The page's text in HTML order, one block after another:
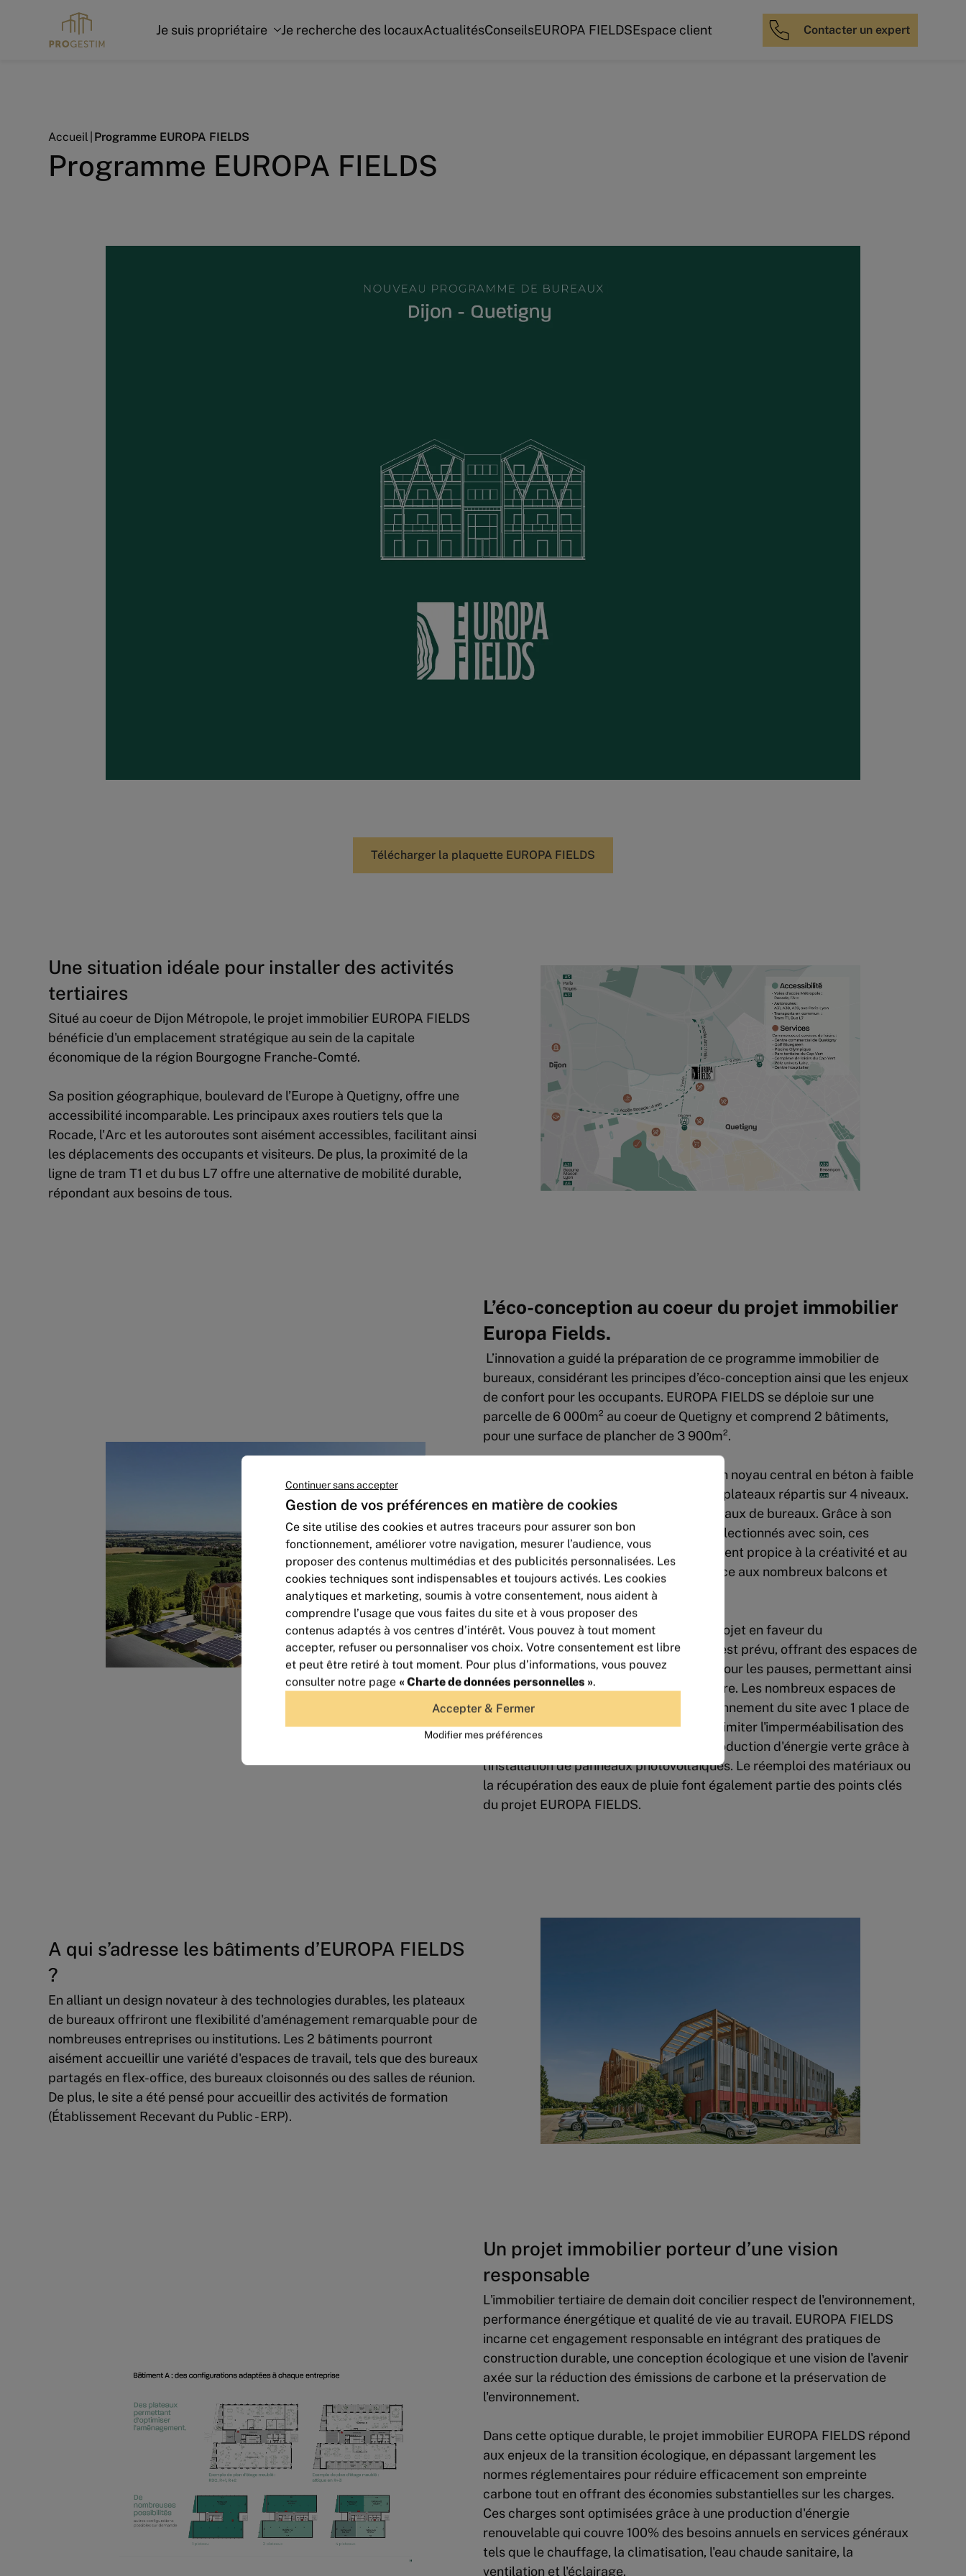
Je suis propriétaire Je recherche des locauxActualitésConseilsEUROPA FIELDSEspace client Contacter un expert
Accueil Programme EUROPA FIELDS
Programme EUROPA FIELDS
Télécharger la plaquette EUROPA FIELDS
Une situation idéale pour installer des activités
tertiaires
Situé au coeur de Dijon Métropole, le projet immobilier EUROPA FIELDS
bénéficie d'un emplacement stratégique au sein de la capitale
économique de la région Bourgogne Franche-Comté.
Sa position géographique, boulevard de l’Europe à Quetigny, offre une
accessibilité incomparable. Les principaux axes routiers tels que la
Rocade, l'Arc et les autoroutes sont aisément accessibles, facilitant ainsi
les déplacements des occupants et visiteurs. De plus, la proximité de la
ligne de tram T1 et du bus L7 offre une alternative de mobilité durable,
répondant aux besoins de tous.
L’éco-conception au coeur du projet immobilier
Europa Fields.
L’innovation a guidé la préparation de ce programme immobilier de
bureaux, considérant les principes d’éco-conception ainsi que les enjeux
de confort pour les occupants. EUROPA FIELDS se déploie sur une
parcelle de 6 000m² au coeur de Quetigny et comprend 2 bâtiments,
pour une surface de plancher de 3 900m².
Construit avec une structure en bois et un noyau central en béton à faible
teneur en carbone, le bâtiment A offre 8 plateaux répartis sur 4 niveaux.
Le bâtiment B, quant à lui, propose 3 niveaux de bureaux. Grâce à son
ambiance lumineuse et aux matériaux sélectionnés avec soin, ces
espaces de travail offrent un environnement propice à la créativité et au
bien-être des employés, notamment grâce aux nombreux balcons et
terrasses accessibles.
Dans la continuité de l’engagement du projet en faveur du
développement durable, un jardin-forêt est prévu, offrant des espaces de
détente et des coins repas au grand air pour les pauses, permettant ainsi
à chacun de se ressourcer en pleine nature. Les nombreux espaces de
stationnement, essentiels au bon fonctionnement du site avec 1 place de
parking pour 40m², ont été conçus pour limiter l'imperméabilisation des
sols (Evergreen) tout en optimisant la production d'énergie verte grâce à
l'installation de panneaux photovoltaïques. Le réemploi des matériaux ou
la récupération des eaux de pluie font également partie des points clés
du projet EUROPA FIELDS.
A qui s’adresse les bâtiments d’EUROPA FIELDS
?
En alliant un design novateur à des technologies durables, les plateaux
de bureaux offriront une flexibilité d'aménagement remarquable pour de
nombreuses entreprises ou institutions. Les 2 bâtiments pourront
aisément accueillir une variété d'espaces de travail, tels que des bureaux
partagés en flex-office, des bureaux cloisonnés ou des salles de réunion.
De plus, le site a été pensé pour accueillir des activités de formation
(Établissement Recevant du Public - ERP).
Un projet immobilier porteur d’une vision
responsable
L'immobilier tertiaire de demain doit concilier respect de l'environnement,
performance énergétique et qualité de vie au travail. EUROPA FIELDS
incarne cet engagement responsable en intégrant des pratiques de
construction durable, une conception écologique et une vision de l'avenir
axée sur la réduction des émissions de carbone et la préservation de
l'environnement.
Dans cette optique durable, le projet immobilier EUROPA FIELDS répond
aux enjeux de la transition écologique, en dépassant largement les
normes réglementaires pour réduire efficacement son empreinte
carbone tout en offrant des économies substantielles sur les charges.
Ces charges sont optimisées grâce à une production d'énergie
renouvelable qui couvre 100% des besoins annuels en services généraux
tels que le chauffage, la climatisation, l'eau chaude sanitaire, la
ventilation et l'éclairage.
Continuer sans accepter
Gestion de vos préférences en matière de cookies
Ce site utilise des cookies et autres traceurs pour assurer son bon
fonctionnement, améliorer votre navigation, mesurer l’audience, vous
proposer des contenus multimédias et des publicités personnalisées. Les
cookies techniques sont indispensables et toujours activés. Les cookies
analytiques et marketing, soumis à votre consentement, nous aident à
comprendre l’usage que vous faites du site et à vous proposer des
contenus adaptés à vos centres d’intérêt. Vous pouvez à tout moment
accepter, refuser ou personnaliser vos choix. Votre consentement est libre
et peut être retiré à tout moment. Pour plus d’informations, vous pouvez
consulter notre page « Charte de données personnelles ».
Accepter & Fermer
Modifier mes préférences